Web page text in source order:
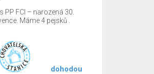
FCI – narozená 30.
Máme 4 pejsků .
dohodou